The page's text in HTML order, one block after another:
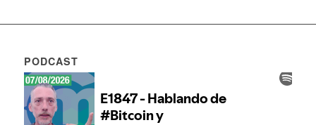
PODCAST